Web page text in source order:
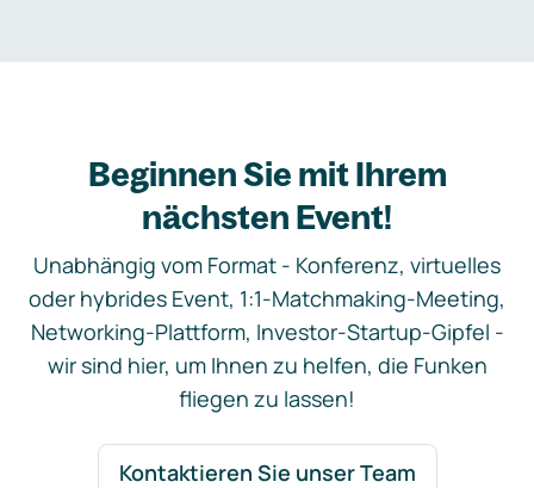
Beginnen Sie mit Ihrem
nächsten Event!
Unabhängig vom Format - Konferenz, virtuelles
oder hybrides Event, 1:1-Matchmaking-Meeting,
Networking-Plattform, Investor-Startup-Gipfel -
wir sind hier, um Ihnen zu helfen, die Funken
fliegen zu lassen!
Kontaktieren Sie unser Team